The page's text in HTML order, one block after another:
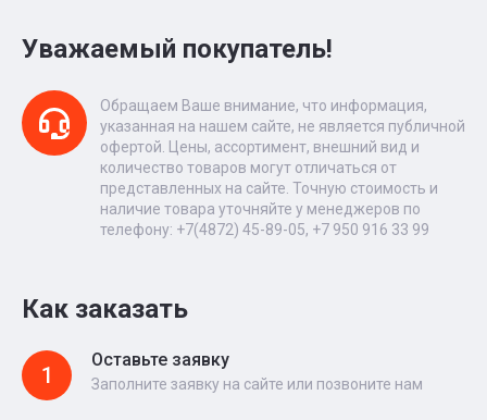
Уважаемый покупатель!
Обращаем Ваше внимание, что информация,
указанная на нашем сайте, не является публичной
офертой. Цены, ассортимент, внешний вид и
количество товаров могут отличаться от
представленных на сайте. Точную стоимость и
наличие товара уточняйте у менеджеров по
телефону: +7(4872) 45-89-05, +7 950 916 33 99
Как заказать
1
Оставьте заявку
Заполните заявку на сайте или позвоните нам